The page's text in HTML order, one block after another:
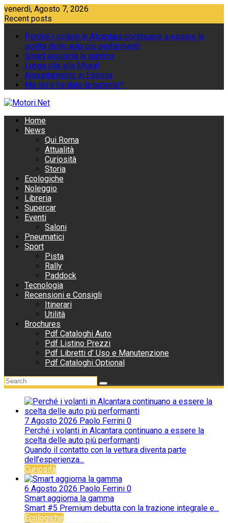
Skip
to
venerdì, Agosto 7, 2026
Recent posts
Perché i volanti in Alcantara continuano a essere la
scelta delle auto più performanti
Smart aggiorna la gamma
Lunga vita alla Miura!
Appuntamento in Estonia
Ma chi ti ha dato la patente?
Home
News
Qui Roma
Attualità
Curiosità
Storia
Ecologiche
Noleggio
Libreria
Supercar
Eventi
Saloni
Pneumatici
Sport
Pista
Rally
Paddock
Tecnologia
Recensioni e Consigli
Itinerari
Utilità
Brochures
Pdf Cataloghi Auto
Pdf Listino Prezzi
Pdf Libretti d’ Uso e Manutenzione
Pdf Cataloghi Optional
7 Agosto 2026 Paolo Ferrini 0
Perché i volanti in Alcantara continuano a essere la
scelta delle auto più performanti
Quando il contatto con la vettura diventa parte
dell’esperienza...
Curiosità
6 Agosto 2026 Paolo Ferrini 0
Smart aggiorna la gamma
Smart #5 Premium debutta con la trazione integrale e...
Ecologiche